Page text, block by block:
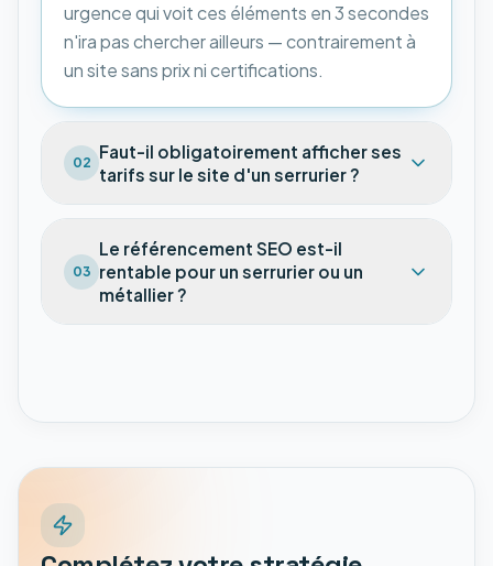
urgence qui voit ces éléments en 3 secondes
n'ira pas chercher ailleurs — contrairement à
un site sans prix ni certifications.
02
Faut-il obligatoirement afficher ses
tarifs sur le site d'un serrurier ?
03
Le référencement SEO est-il
rentable pour un serrurier ou un
métallier ?